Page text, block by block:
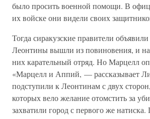
было просить военной помощи. В
их войске они видели своих
Тогда сиракузские правители
Леонтины вышли из повиновения, и
них карательный отряд. Но Марцелл
«Марцелл и Аппий, — рассказывает
подступили к Леонтинам с двух
которых вело желание отомстить за
захватили город с первого же натиска.